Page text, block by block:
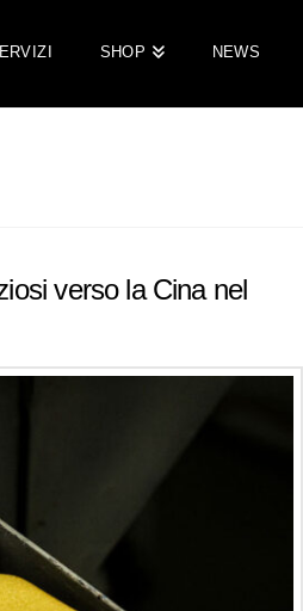
SHOP NEWS
verso la Cina nel